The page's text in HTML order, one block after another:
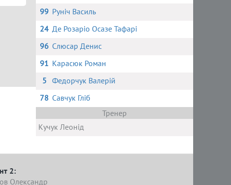
99 Руніч Василь
24 Де Розаріо Осазе Тафарі
96 Слюсар Денис
91 Карасюк Роман
5 Федорчук Валерій
78 Савчук Гліб
Тренер
Кучук Леонід
2:
Олександр